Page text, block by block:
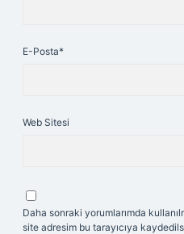
E-Posta*
Web Sitesi
Daha sonraki yorumlarımda
site adresim bu tarayıcıya